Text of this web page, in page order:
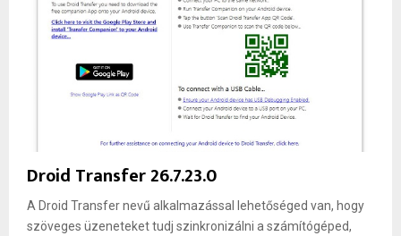
Droid Transfer 26.7.23.0
A Droid Transfer nevű alkalmazással lehetőséged van, hogy
szöveges üzeneteket tudj szinkronizálni a számítógéped,